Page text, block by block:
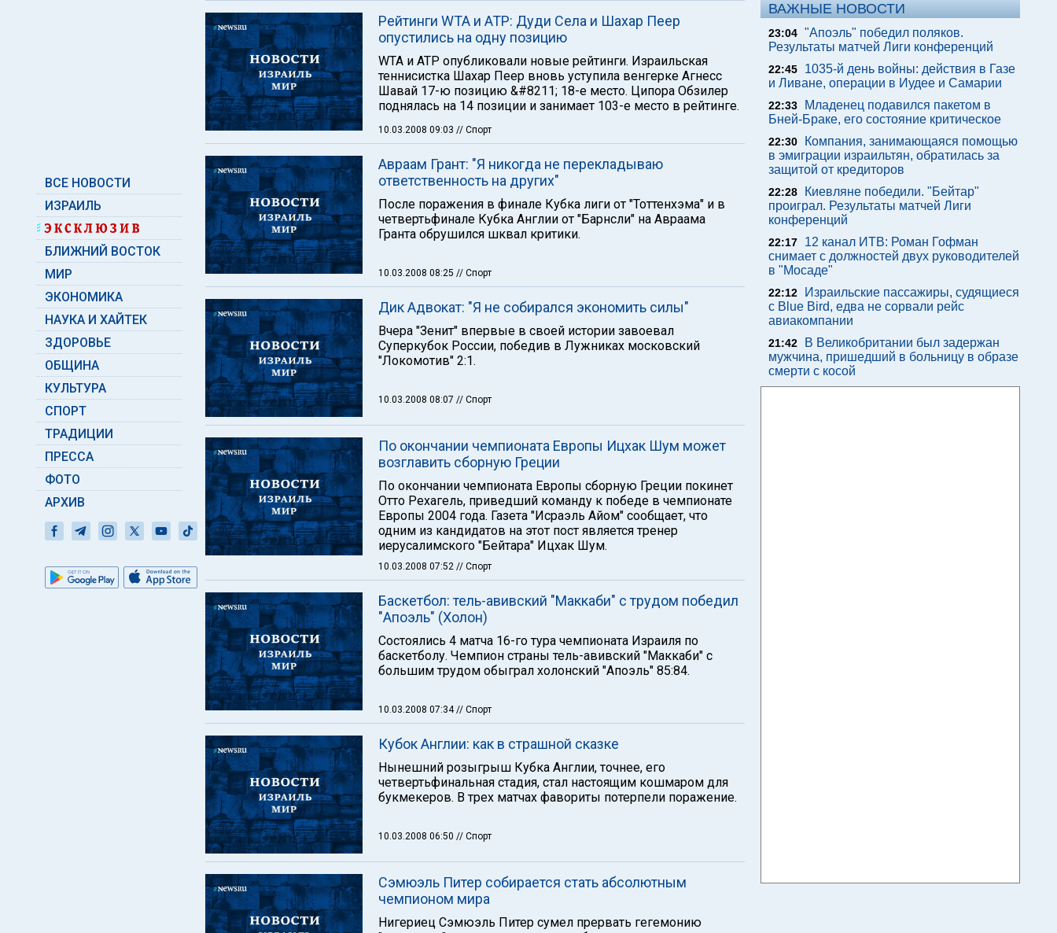
ВСЕ НОВОСТИ
ИЗРАИЛЬ
БЛИЖНИЙ ВОСТОК
МИР
ЭКОНОМИКА
НАУКА И ХАЙТЕК
ЗДОРОВЬЕ
ОБЩИНА
КУЛЬТУРА
СПОРТ
ТРАДИЦИИ
ПРЕССА
ФОТО
АРХИВ
Рейтинги WTA и АТР: Дуди Села и Шахар Пеер
опустились на одну позицию
WTA и АТР опубликовали новые рейтинги. Израильская
теннисистка Шахар Пеер вновь уступила венгерке Агнесс
Шавай 17-ю позицию &#8211; 18-е место. Ципора Обзилер
поднялась на 14 позиции и занимает 103-е место в рейтинге.
10.03.2008 09:03 // Спорт
Авраам Грант: "Я никогда не перекладываю
ответственность на других"
После поражения в финале Кубка лиги от "Тоттенхэма" и в
четвертьфинале Кубка Англии от "Барнсли" на Авраама
Гранта обрушился шквал критики.
10.03.2008 08:25 // Спорт
Дик Адвокат: "Я не собирался экономить силы"
Вчера "Зенит" впервые в своей истории завоевал
Суперкубок России, победив в Лужниках московский
"Локомотив" 2:1.
10.03.2008 08:07 // Спорт
По окончании чемпионата Европы Ицхак Шум может
возглавить сборную Греции
По окончании чемпионата Европы сборную Греции покинет
Отто Рехагель, приведший команду к победе в чемпионате
Европы 2004 года. Газета "Исраэль Айом" сообщает, что
одним из кандидатов на этот пост является тренер
иерусалимского "Бейтара" Ицхак Шум.
10.03.2008 07:52 // Спорт
Баскетбол: тель-авивский "Маккаби" с трудом победил
"Апоэль" (Холон)
Состоялись 4 матча 16-го тура чемпионата Израиля по
баскетболу. Чемпион страны тель-авивский "Маккаби" с
большим трудом обыграл холонский "Апоэль" 85:84.
10.03.2008 07:34// Спорт
Кубок Англии: как в страшной сказке
Нынешний розыгрыш Кубка Англии, точнее, его
четвертьфинальная стадия, стал настоящим кошмаром для
букмекеров. В трех матчах фавориты потерпели поражение.
10.03.2008 06:50 // Спорт
Сэмюэль Питер собирается стать абсолютным
чемпионом мира
Нигериец Сэмюэль Питер сумел прервать гегемонию
ВАЖНЫЕ НОВОСТИ
23:04 "Апоэль" победил поляков.
Результаты матчей Лиги конференций
22:45
1035-й день войны: действия в Газе
и Ливане, операции в Иудее и Самарии
22:33
Младенец подавился пакетом в
Бней-Браке, его состояние критическое
22:30
Компания, занимающаяся помощью
в эмиграции израильтян, обратилась за
защитой от кредиторов
22:28
Киевляне победили. "Бейтар"
проиграл. Результаты матчей Лиги
конференций
22:17
12 канал ИТВ: Роман Гофман
снимает с должностей двух руководителей
в "Мосаде"
22:12
Израильские пассажиры, судящиеся
с Blue Bird, едва не сорвали рейс
авиакомпании
21:42
В Великобритании был задержан
мужчина, пришедший в больницу в образе
смерти с косой